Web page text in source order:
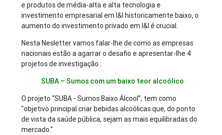
e produtos de média-alta e alta tecnologia e
investimento empresarial em I&I historicamente baixo, o
aumento do investimento privado em I&I é crucial.
Nesta Nesletter vamos falar-lhe de como as empresas
nacionais estão a agarrar o desafio e apresentar-lhe 4
projetos de investigação :
SUBA – Sumos com um baixo teor alcoólico
O projeto “SUBA - Sumos Baixo Álcool”, tem como
"objetivo principal criar bebidas alcoólicas que, do ponto
de vista da saúde pública, sejam as mais equilibradas do
mercado."